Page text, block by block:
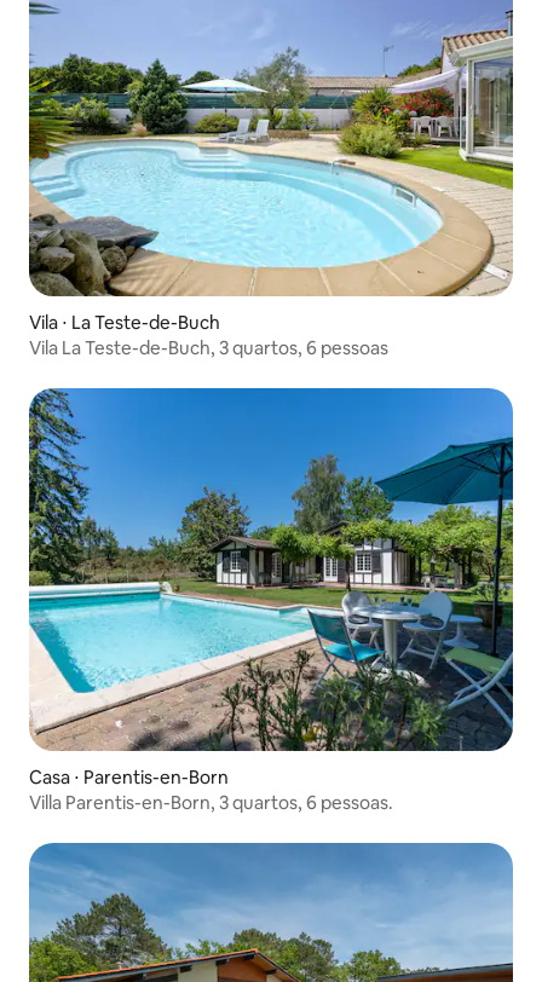
Vila ⋅ La Teste-de-Buch
Vila La Teste-de-Buch, 3 quartos, 6 pessoas
Casa ⋅ Parentis-en-Born
Villa Parentis-en-Born, 3 quartos, 6 pessoas.